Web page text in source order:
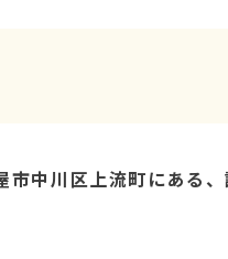
市中川区上流町にある